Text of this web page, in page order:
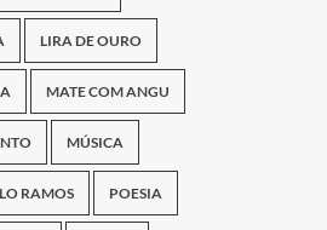
LIRA DE OURO
MATE COM ANGU
MÚSICA
RAMOS POESIA